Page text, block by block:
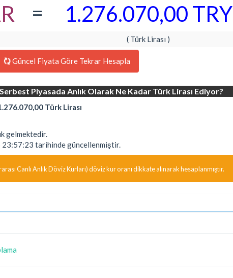
= 1.276.070,00 TRY
( Türk Lirası )
Güncel Fiyata Göre Tekrar Hesapla
Piyasada Anlık Olarak Ne Kadar Türk Lirası Ediyor?
Türk Lirası
gelmektedir.
tarihinde güncellenmiştir.
Canlı Anlık Döviz Kurları) döviz kur oranı dikkate alınarak hesaplanmıştır.